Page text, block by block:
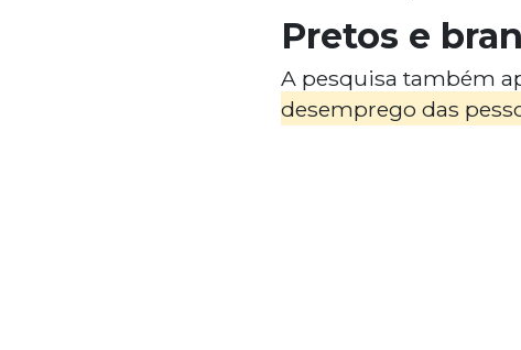
Pretos e
A pesquisa também
desemprego das